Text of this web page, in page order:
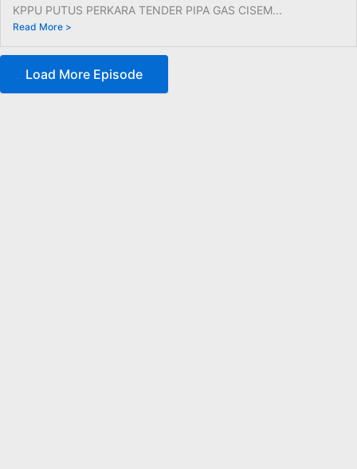
KPPU PUTUS PERKARA TENDER PIPA GAS CISEM...
Read More >
Load More Episode